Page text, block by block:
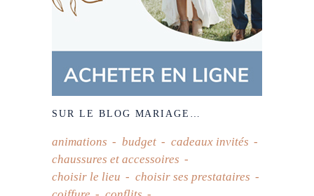
SUR LE BLOG MARIAGE…
animations budget
cadeaux invités
chaussures et accessoires
choisir le lieu
choisir ses prestataires